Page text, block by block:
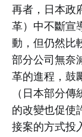
再者，日本政
革）中不斷宣
動，但仍然比
部分公司無奈
革的進程，鼓
（日本部分
的改變也促使
接案的方式投